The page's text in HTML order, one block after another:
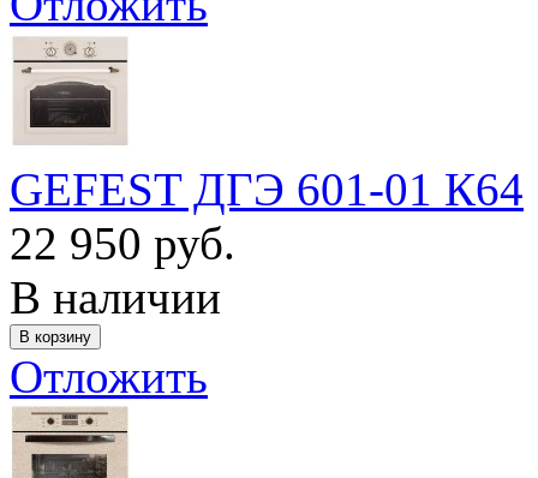
GEFEST ДГЭ 601-01 К64
22 950 руб.
В наличии
Отложить